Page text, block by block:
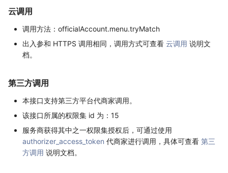
云调用
调用方法：officialAccount.menu.tryMatch
出入参和 HTTPS 调用相同，调用方式可查看 云调用 说明文
档。
第三方调用
本接口支持第三方平台代商家调用。
该接口所属的权限集 id 为：15
服务商获得其中之一权限集授权后，可通过使用
authorizer_access_token 代商家进行调用，具体可查看 第三
方调用 说明文档。